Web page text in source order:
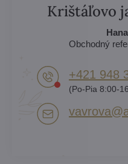
Krištáľovo
Obchodný
+421 948
(Po-Pia 8:00-